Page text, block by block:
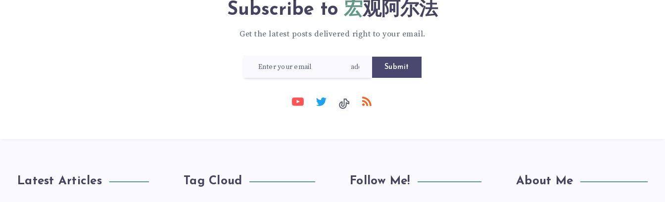
Subscribe to 宏观阿尔法
Get the latest posts delivered right to your email.
Submit
Latest Articles Tag Cloud Follow Me! About Me